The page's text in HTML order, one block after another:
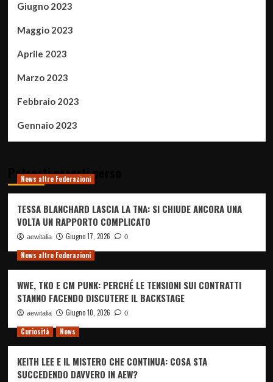
Giugno 2023
Maggio 2023
Aprile 2023
Marzo 2023
Febbraio 2023
Gennaio 2023
Potresti esserti perso
News altre Federazioni
TESSA BLANCHARD LASCIA LA TNA: SI CHIUDE ANCORA UNA
VOLTA UN RAPPORTO COMPLICATO
aewitalia Giugno 17, 2026 0
News altre Federazioni
WWE, TKO E CM PUNK: PERCHÉ LE TENSIONI SUI CONTRATTI
STANNO FACENDO DISCUTERE IL BACKSTAGE
aewitalia Giugno 10, 2026 0
Curiosità News
KEITH LEE E IL MISTERO CHE CONTINUA: COSA STA
SUCCEDENDO DAVVERO IN AEW?